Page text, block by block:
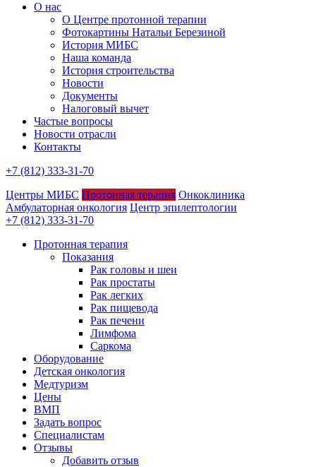
О нас
О Центре протонной терапии
Фотокартины Натальи Березиной
История МИБС
Наша команда
История строительства
Новости
Документы
Налоговый вычет
Частые вопросы
Новости отрасли
Контакты
+7 (812) 333-31-70
Центры МИБС Протонная терапия Онкоклиника
Амбулаторная онкология Центр эпилептологии
+7 (812) 333-31-70
Протонная терапия
Показания
Рак головы и шеи
Рак простаты
Рак легких
Рак пищевода
Рак печени
Лимфома
Саркома
Оборудование
Детская онкология
Медтуризм
Цены
ВМП
Задать вопрос
Специалистам
Отзывы
Добавить отзыв